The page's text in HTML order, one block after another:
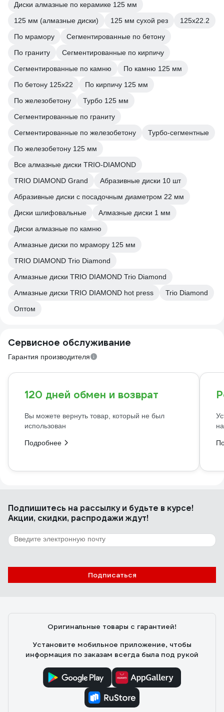
Диски алмазные по керамике 125 мм
125 мм (алмазные диски)
125 мм сухой рез
125х22.2
По мрамору
Сегментированные по бетону
По граниту
Сегментированные по кирпичу
Сегментированные по камню
По камню 125 мм
По бетону 125х22
По кирпичу 125 мм
По железобетону
Турбо 125 мм
Сегментированные по граниту
Сегментированные по железобетону
Турбо-сегментные
По железобетону 125 мм
Все алмазные диски TRIO-DIAMOND
TRIO DIAMOND Grand
Абразивные диски 10 шт
Абразивные диски с посадочным диаметром 22 мм
Диски шлифовальные
Алмазные диски 1 мм
Диски алмазные по камню
Алмазные диски по мрамору 125 мм
TRIO DIAMOND Trio Diamond
Алмазные диски TRIO DIAMOND Trio Diamond
Алмазные диски TRIO DIAMOND hot press
Trio Diamond
Оптом
Сервисное обслуживание
Гарантия производителя
120 дней обмен и возврат
Вы можете вернуть товар, который не был
использован
Подробнее
Подпишитесь на рассылкуи будьте в курсе!
Акции, скидки, распродажи ждут!
Подписаться
Оригинальные товары с гарантией!
Установите мобильное приложение, чтобы
информация по заказам всегда была под рукой